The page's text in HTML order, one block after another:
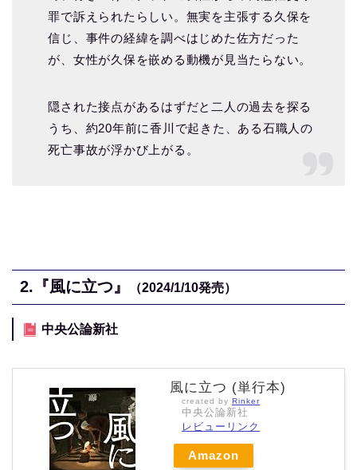
罪で訴えられたらしい。無実を主張する久保を
信じ、事件の経緯を調べはじめた佐方だった
が、女性が久保を嵌める動機が見当たらない。
隠された接点があるはずだと二人の過去を探る
うち、約20年前に香川で起きた、ある石職人の
死亡事故が浮かび上がる。
2.『風に立つ』 （2024/1/10発売）
中央公論新社
風に立つ (単行本)
created by Rinker
中央公論新社
レビューリンク
Amazon